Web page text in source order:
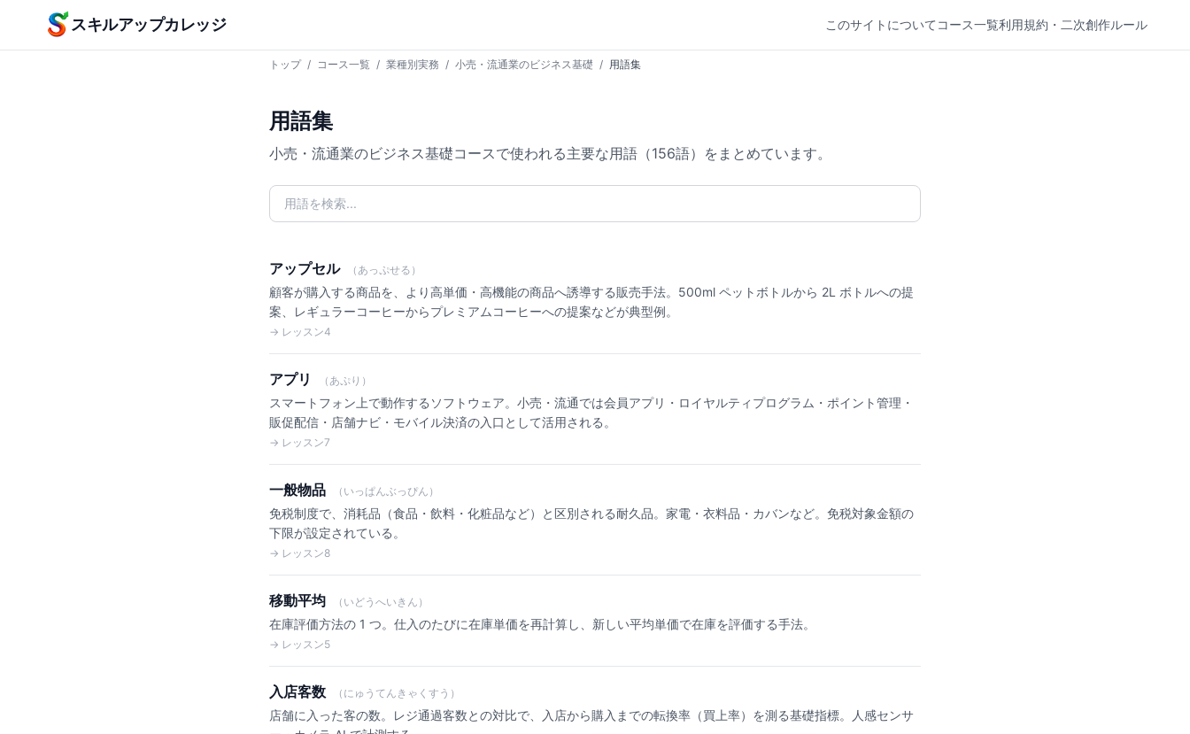
本文へスキップ
スキルアップカレッジ このサイトについて コース一覧利用規約・二次創作ルール
トップ / コース一覧 / 業種別実務 / 小売・流通業のビジネス基礎 / 用語集
用語集
小売・流通業のビジネス基礎コースで使われる主要な用語（156語）をまとめています。
アップセル （あっぷせる）
顧客が購入する商品を、より高単価・高機能の商品へ誘導する販売手法。500ml ペットボトルから 2L ボトルへの提
案、レギュラーコーヒーからプレミアムコーヒーへの提案などが典型例。
→ レッスン4
アプリ （あぷり）
スマートフォン上で動作するソフトウェア。小売・流通では会員アプリ・ロイヤルティプログラム・ポイント管理・
販促配信・店舗ナビ・モバイル決済の入口として活用される。
→ レッスン7
一般物品 （いっぱんぶっぴん）
免税制度で、消耗品（食品・飲料・化粧品など）と区別される耐久品。家電・衣料品・カバンなど。免税対象金額の
下限が設定されている。
→ レッスン8
移動平均 （いどうへいきん）
在庫評価方法の 1 つ。仕入のたびに在庫単価を再計算し、新しい平均単価で在庫を評価する手法。
→ レッスン5
入店客数 （にゅうてんきゃくすう）
店舗に入った客の数。レジ通過客数との対比で、入店から購入までの転換率（買上率）を測る基礎指標。人感センサ